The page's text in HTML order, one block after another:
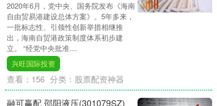
2020年6月，党中央、国务院发布《海南
自由贸易港建设总体方案》。5年多来，
一批标志性、引领性创新举措相继推
出，海南自贸港政策制度体系初步建
立。 “经党中央批准....
兴旺国际投资
查看： 156 分类： 股票配资神器
融可赢配 邵阳液压(301079SZ)